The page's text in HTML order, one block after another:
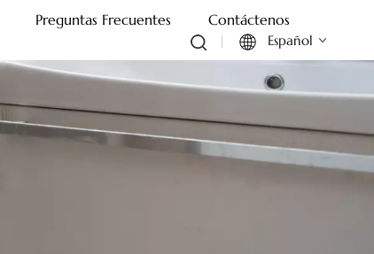
Preguntas Frecuentes Contáctenos
Español
Français